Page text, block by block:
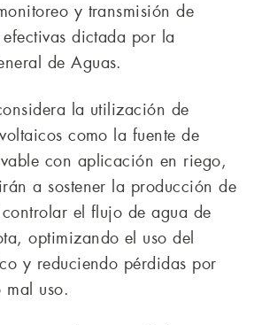
y transmisión de
dictada por la
de Aguas.
la utilización de
como la fuente de
con aplicación en riego,
a sostener la producción de
el flujo de agua de
optimizando el uso del
y reduciendo pérdidas por
uso.